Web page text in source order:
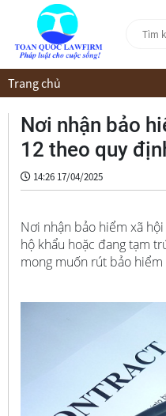
Trang chủ
Nơi nhận bảo
12 theo quy
14:26 17/04/2025
Nơi nhận bảo hiểm xã
hộ khẩu hoặc đang tạm
mong muốn rút bảo hiểm